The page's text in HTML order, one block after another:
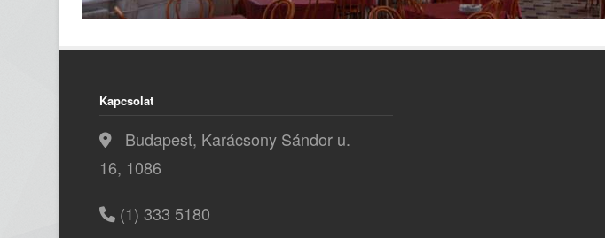
Kapcsolat
Budapest, Karácsony Sándor u.
16, 1086
(1) 333 5180